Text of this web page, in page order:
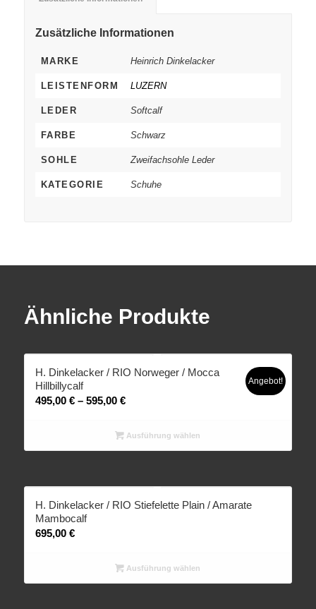
Zusätzliche Informationen
MARKE Heinrich Dinkelacker
LEISTENFORM LUZERN
LEDER Softcalf
FARBE Schwarz
SOHLE Zweifachsohle Leder
KATEGORIE Schuhe
Ähnliche Produkte
H. Dinkelacker / RIO Norweger / Mocca
Hillbillycalf
495,00 €– 595,00 €
Angebot!
Ausführung wählen
H. Dinkelacker / RIO Stiefelette Plain / Amarate
Mambocalf
695,00 €
Ausführung wählen